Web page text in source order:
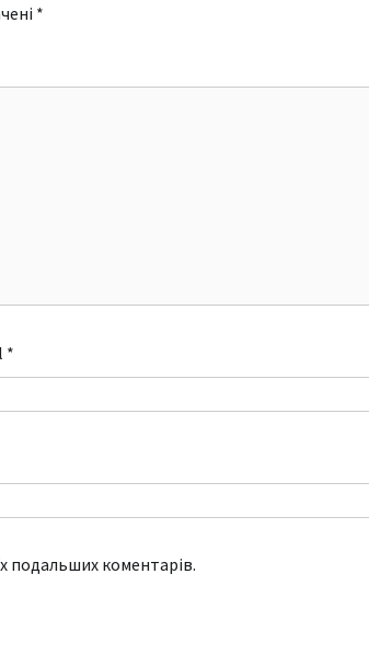
*
*
подальших коментарів.